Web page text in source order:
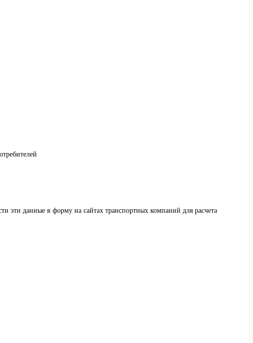
эти данные в форму на сайтах транспортных компаний для расчета